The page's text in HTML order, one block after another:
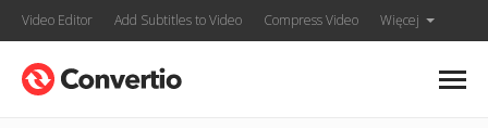
Video Editor Add Subtitles to Video Compress Video Więcej